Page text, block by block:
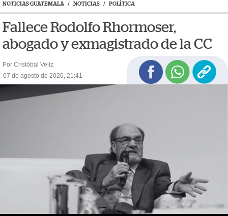
NOTICIAS GUATEMALA / NOTICIAS / POLÍTICA
Fallece Rodolfo Rhormoser,
abogado y exmagistrado de la CC
Por Cristóbal Veliz
07 de agosto de 2026, 21:41